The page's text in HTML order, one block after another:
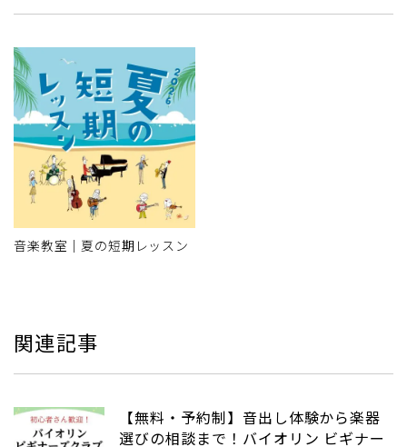
音楽教室｜夏の短期レッスン
関連記事
【無料・予約制】音出し体験から楽器
選びの相談まで！バイオリン ビギナー